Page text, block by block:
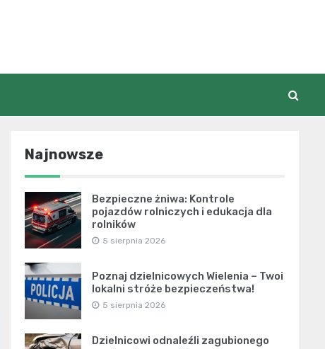
Najnowsze
Bezpieczne żniwa: Kontrole
pojazdów rolniczych i edukacja dla
rolników
5 sierpnia 2026
Poznaj dzielnicowych Wielenia – Twoi
lokalni stróże bezpieczeństwa!
5 sierpnia 2026
Dzielnicowi odnaleźli zagubionego